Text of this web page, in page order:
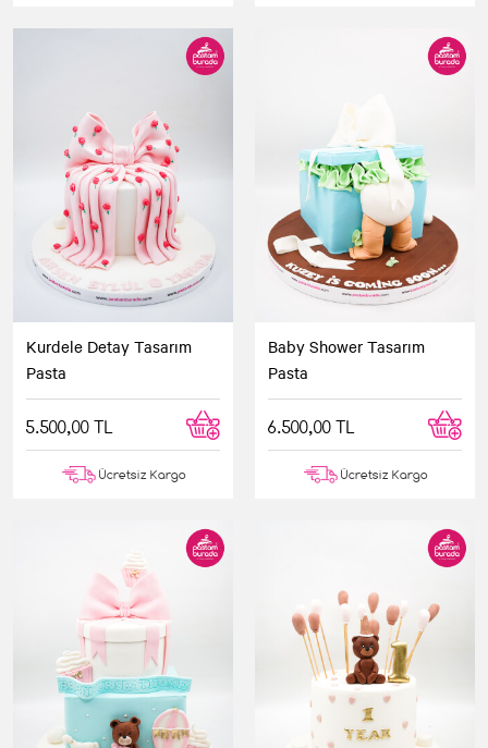
Kurdele Detay Tasarım
Pasta
5.500,00 TL
Ücretsiz Kargo
Baby Shower Tasarım
Pasta
6.500,00 TL
Ücretsiz Kargo